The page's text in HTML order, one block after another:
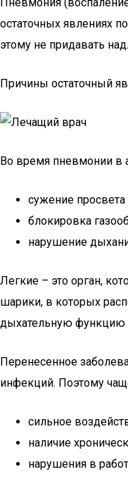
остаточных явлениях
этому не придавать
Причины остаточный
Во время пневмонии в
сужение просвета
блокировка
нарушение
Легкие – это орган,
шарики, в которых
дыхательную функцию
Перенесенное
инфекций. Поэтому
сильное
наличие
нарушения в